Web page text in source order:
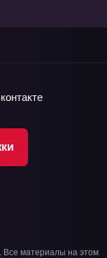
Все материалы на этом